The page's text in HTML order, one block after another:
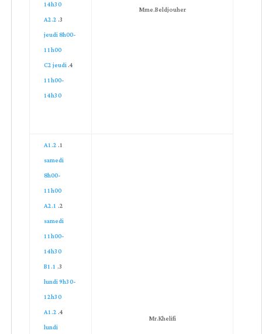
Mme.Beldjouher
14h30
A2.2
jeudi 8h00-
11h00
C2 jeudi
11h00-
14h30
Mr.Khelifi
A1.2
samedi
8h00-
11h00
A2.1
samedi
11h00-
14h30
B1.1
lundi 9h30-
12h30
A1.2
lundi